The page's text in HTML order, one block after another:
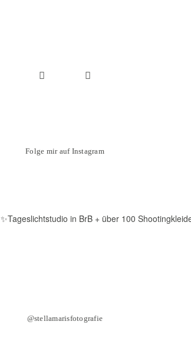
Folge mir auf Instagram
@stellamarisfotografie
✨Tageslichtstudio in BrB + über 100